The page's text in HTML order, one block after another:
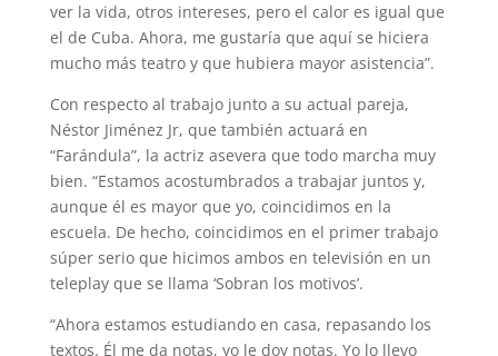
ver la vida, otros intereses, pero el calor es igual que
el de Cuba. Ahora, me gustaría que aquí se hiciera
mucho más teatro y que hubiera mayor asistencia”.
Con respecto al trabajo junto a su actual pareja,
Néstor Jiménez Jr, que también actuará en
“Farándula”, la actriz asevera que todo marcha muy
bien. “Estamos acostumbrados a trabajar juntos y,
aunque él es mayor que yo, coincidimos en la
escuela. De hecho, coincidimos en el primer trabajo
súper serio que hicimos ambos en televisión en un
teleplay que se llama ‘Sobran los motivos’.
“Ahora estamos estudiando en casa, repasando los
textos. Él me da notas, yo le doy notas. Yo lo llevo